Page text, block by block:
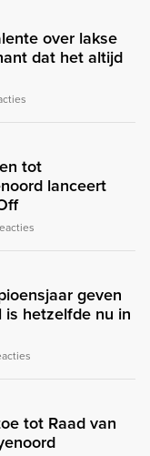
over lakse
dat het altijd
tot
lanceert
geven
hetzelfde nu in
tot Raad van